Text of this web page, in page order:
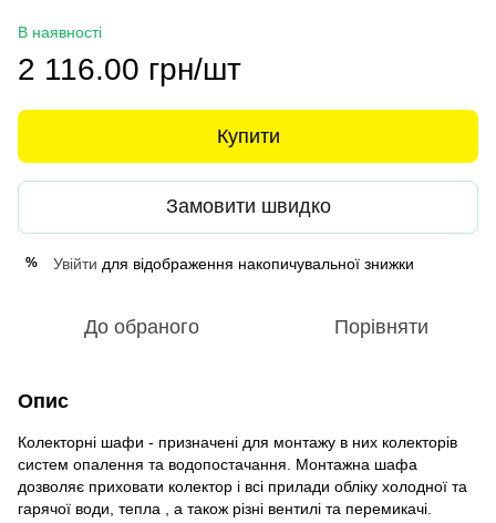
В наявності
2 116.00 грн/шт
Купити
Замовити швидко
% Увійти для відображення накопичувальної знижки
До обраного Порівняти
Опис
Колекторні шафи - призначені для монтажу в них колекторів
систем опалення та водопостачання. Монтажна шафа
дозволяє приховати колектор і всі прилади обліку холодної та
гарячої води, тепла , а також різні вентилі та перемикачі.